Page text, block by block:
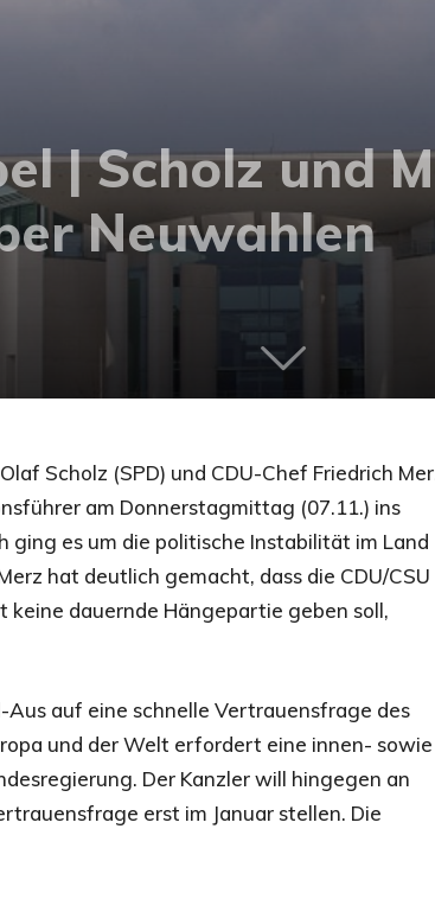
| Scholz und
Neuwahlen
Scholz (SPD) und CDU-Chef Friedrich
am Donnerstagmittag (07.11.) ins
ging es um die politische Instabilität im Land
hat deutlich gemacht, dass die CDU/CSU
dauernde Hängepartie geben soll,
auf eine schnelle Vertrauensfrage des
und der Welt erfordert eine innen- sowie
Der Kanzler will hingegen an
erst im Januar stellen. Die